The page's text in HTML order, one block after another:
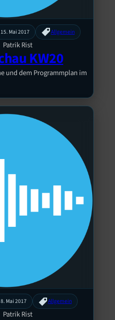
15. Mai 2017 Allgemein
Patrik Rist
KW20
und dem Programmplan im
8. Mai 2017 Allgemein
Patrik Rist